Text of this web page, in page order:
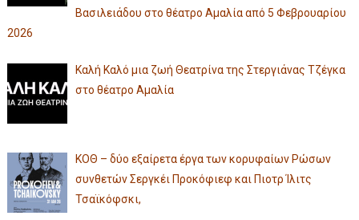
Βασιλειάδου στο θέατρο Αμαλία από 5 Φεβρουαρίου
2026
Καλή Καλό μια ζωή Θεατρίνα της Στεργιάνας Τζέγκα
στο θέατρο Αμαλία
ΚΟΘ – δύο εξαίρετα έργα των κορυφαίων Ρώσων
συνθετών Σεργκέι Προκόφιεφ και Πιοτρ Ίλιτς
Τσαϊκόφσκι,